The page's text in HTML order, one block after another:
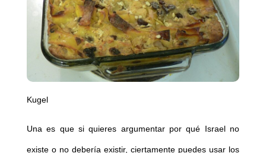
Kugel
Una es que si quieres argumentar por qué Israel no
existe o no debería existir, ciertamente puedes usar los